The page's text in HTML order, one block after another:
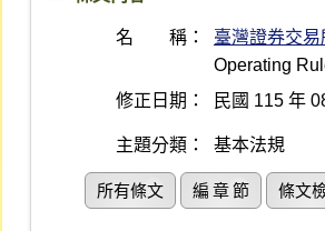
名 稱：
臺灣證券交
Operating
修正日期：
民國 115 年
主題分類： 基本法規
所有條文 編 章 節 條文